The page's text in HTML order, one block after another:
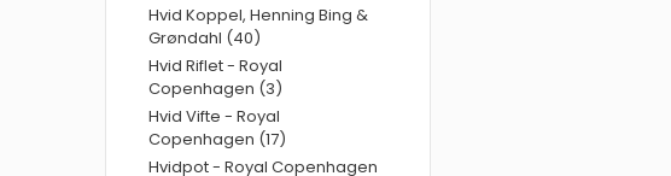
Hvid Koppel, Henning Bing &
Grøndahl (40)
Hvid Riflet - Royal
Copenhagen (3)
Hvid Vifte - Royal
Copenhagen (17)
Hvidpot - Royal Copenhagen